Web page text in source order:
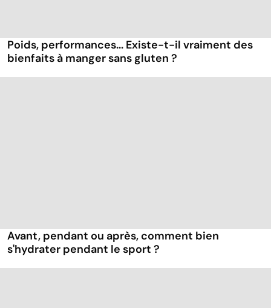
Poids, performances... Existe-t-il vraiment des
bienfaits à manger sans gluten ?
Avant, pendant ou après, comment bien
s'hydrater pendant le sport ?